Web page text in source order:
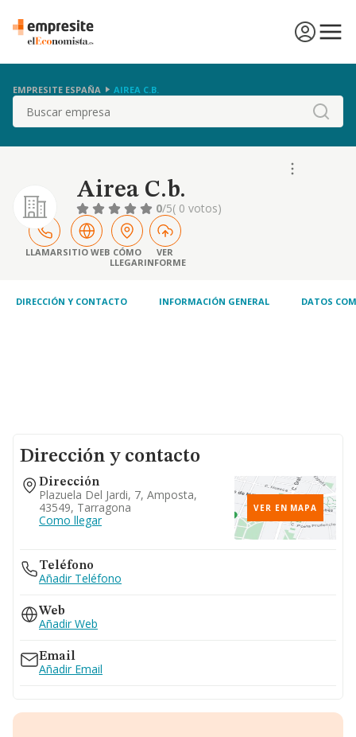
EMPRESITE ESPAÑA AIREA C.B.
Buscar
Airea C.b.
0/5( 0 votos)
LLAMARSITIO WEB CÓMO
LLEGAR
VER
INFORME
DIRECCIÓN Y CONTACTO INFORMACIÓN GENERAL DATOS
Dirección y contacto
Dirección
Plazuela Del Jardi, 7, Amposta,
43549, Tarragona
Como llegar
VER EN MAPA
Teléfono
Añadir Teléfono
Web
Añadir Web
Email
Añadir Email